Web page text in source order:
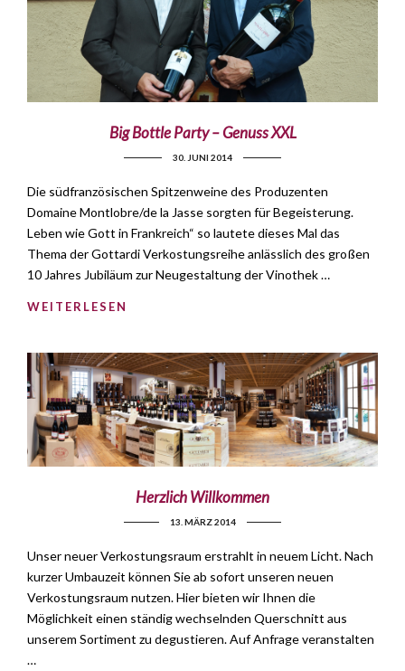
Big Bottle Party – Genuss XXL
30. JUNI 2014
Die südfranzösischen Spitzenweine des Produzenten
Domaine Montlobre/de la Jasse sorgten für Begeisterung.
Leben wie Gott in Frankreich“ so lautete dieses Mal das
Thema der Gottardi Verkostungsreihe anlässlich des großen
10 Jahres Jubiläum zur Neugestaltung der Vinothek …
WEITERLESEN
Herzlich Willkommen
13. MÄRZ 2014
Unser neuer Verkostungsraum erstrahlt in neuem Licht. Nach
kurzer Umbauzeit können Sie ab sofort unseren neuen
Verkostungsraum nutzen. Hier bieten wir Ihnen die
Möglichkeit einen ständig wechselnden Querschnitt aus
unserem Sortiment zu degustieren. Auf Anfrage veranstalten
…